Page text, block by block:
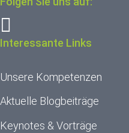
Interessante Links
Unsere Kompetenzen
Aktuelle Blogbeiträge
Keynotes & Vorträge